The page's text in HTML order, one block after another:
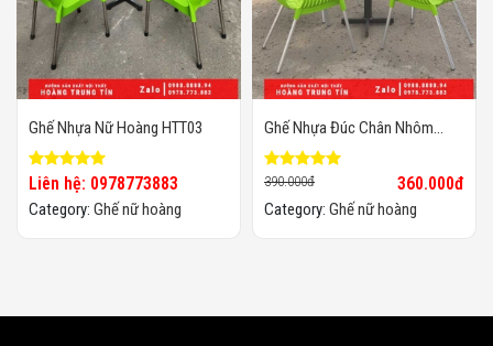
Ghế Nhựa Nữ Hoàng HTT03
Liên hệ: 0978773883
Category: Ghế nữ hoàng
Ghế Nhựa Đúc Chân Nhôm
Chất Lượng Cao, Giá Sỉ
390.000đ 360.000đ
Category: Ghế nữ hoàng